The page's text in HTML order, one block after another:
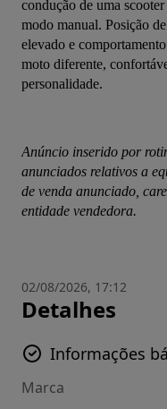
condução de uma
modo manual. Posição
elevado e
moto diferente,
personalidade.
Anúncio inserido por
anunciados relativos a
de venda anunciado,
entidade vendedora.
02/08/2026, 17:12
Detalhes
Informações
Marca